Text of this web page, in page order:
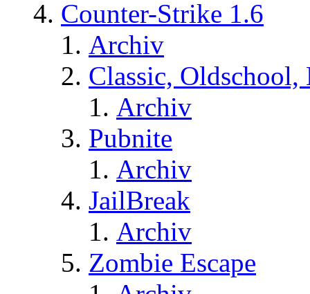
Counter-Strike 1.6
Archiv
Classic,
Archiv
Pubnite
Archiv
JailBreak
Archiv
Zombie Escape